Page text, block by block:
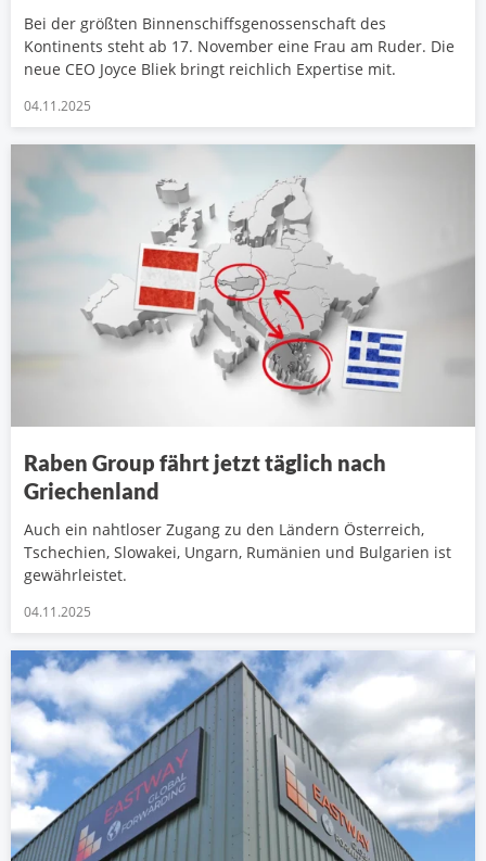
Bei der größten Binnenschiffsgenossenschaft des
Kontinents steht ab 17. November eine Frau am Ruder. Die
neue CEO Joyce Bliek bringt reichlich Expertise mit.
04.11.2025
Raben Group fährt jetzt täglich nach
Griechenland
Auch ein nahtloser Zugang zu den Ländern Österreich,
Tschechien, Slowakei, Ungarn, Rumänien und Bulgarien ist
gewährleistet.
04.11.2025